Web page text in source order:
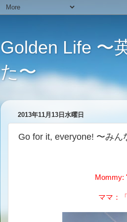
Golden Life 〜
た〜
2013年11月13日水曜日
Go for it, everyone! 〜みん
Mommy:
ママ：